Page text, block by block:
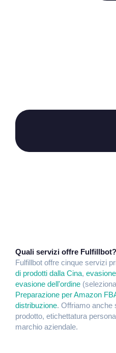
Quali servizi offre Fulfillbot?
Fulfillbot offre cinque servizi
di prodotti dalla Cina,
evasione dell'ordine
Preparazione per Amazon
distribuzione. Offriamo anche
prodotto, etichettatura
marchio aziendale.